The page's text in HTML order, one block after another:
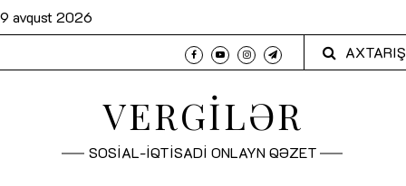
9 avqust 2026
AXTARIŞ
VERGİLƏR
SOSİAL-İQTİSADİ ONLAYN QƏZET